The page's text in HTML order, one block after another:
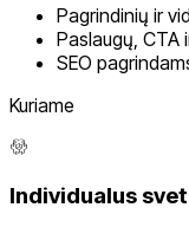
Pagrindinių ir
Paslaugų, CTA
SEO
Kuriame
Individualus